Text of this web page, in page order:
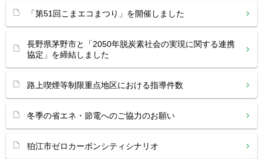
「第51回こまエコまつり」を開催しました
長野県茅野市と「2050年脱炭素社会の実現に関する連携
協定」を締結しました
路上喫煙等制限重点地区における指導件数
冬季の省エネ・節電へのご協力のお願い
狛江市ゼロカーボンシティシナリオ